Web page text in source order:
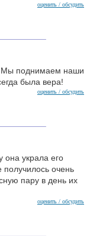
оценить / обсудить
Мы поднимаем наши
была вера!
оценить / обсудить
она украла его
очень
пару в день их
оценить / обсудить